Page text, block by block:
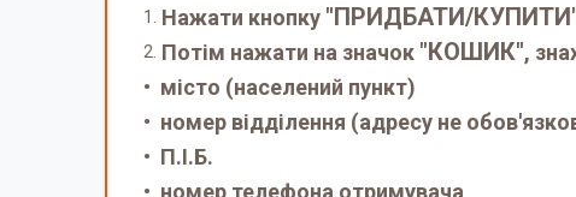
Нажати кнопку "ПРИДБАТИ/
Потім нажати на значок "КОШИК",
місто (населений пункт)
номер відділення (адресу не
П.І.Б.
номер телефона отримувача